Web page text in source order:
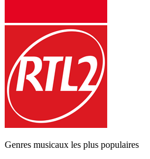
Genres musicaux les plus populaires